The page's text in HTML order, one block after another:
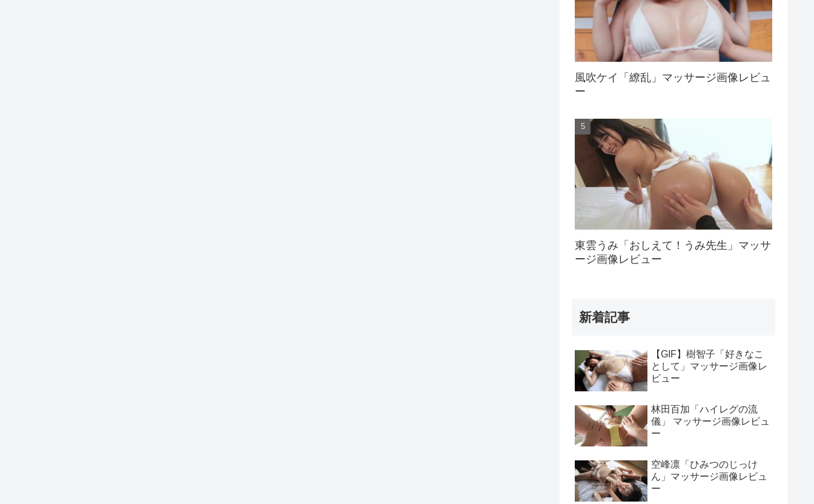
風吹ケイ「繚乱」マッサージ画像レビュ
ー
東雲うみ「おしえて！うみ先生」マッサ
ージ画像レビュー
新着記事
【GIF】樹智子「好きなこ
として」マッサージ画像レ
ビュー
林田百加「ハイレグの流
儀」 マッサージ画像レビュ
ー
空峰凛「ひみつのじっけ
ん」マッサージ画像レビュ
ー